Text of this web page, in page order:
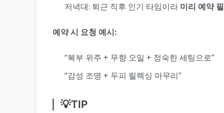
저녁대: 퇴근 직후 인기 타임이라 미리 예약
예약 시 요청 예시:
“복부 위주 + 무향 오일 + 정숙한 세팅으로”
“감성 조명 + 두피 릴렉싱 마무리”
💡TIP